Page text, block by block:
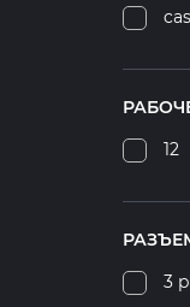
Черниговская
Оптовым
Сертификаты
12
3